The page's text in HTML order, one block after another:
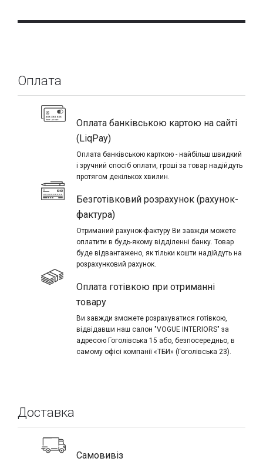
Оплата
Оплата банківською картою на сайті
(LiqPay)
Оплата банківською карткою - найбільш швидкий
і зручний спосіб оплати, гроші за товар надійдуть
протягом декількох хвилин.
Безготівковий розрахунок (рахунок-
фактура)
Отриманий рахунок-фактуру Ви завжди можете
оплатити в будь-якому відділенні банку. Товар
буде відвантажено, як тільки кошти надійдуть на
розрахунковий рахунок.
Оплата готівкою при отриманні
товару
Ви завжди зможете розрахуватися готівкою,
відвідавши наш салон "VOGUE INTERIORS" за
адресою Гоголівська 15 або, безпосередньо, в
самому офісі компанії «ТБИ» (Гоголівська 23).
Доставка
Самовивіз